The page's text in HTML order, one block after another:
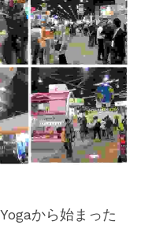
から始まった